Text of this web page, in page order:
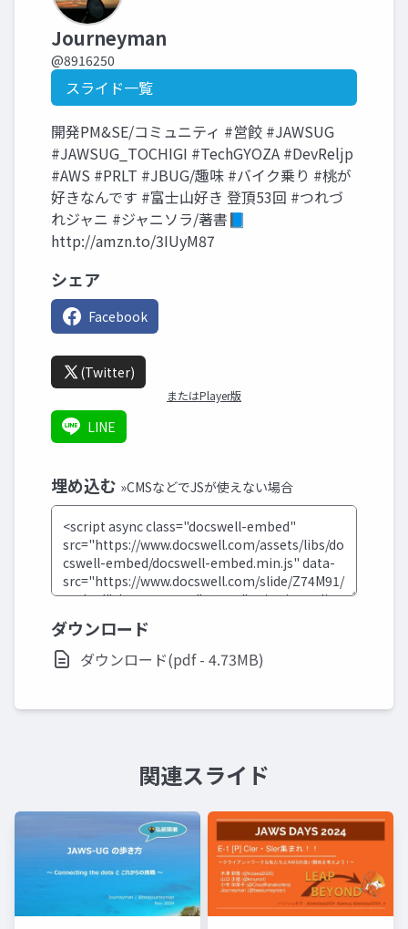
Journeyman
@8916250
スライド一覧
開発PM&SE/コミュニティ #営餃 #JAWSUG
#JAWSUG_TOCHIGI #TechGYOZA #DevReljp
#AWS #PRLT #JBUG/趣味 #バイク乗り #桃が
好きなんです #富士山好き 登頂53回 #つれづ
れジャニ #ジャニソラ/著書📘
http://amzn.to/3IUyM87
シェア
Facebook
(Twitter)
またはPlayer版
LINE
埋め込む »CMSなどでJSが使えない場合
ダウンロード
ダウンロード(pdf - 4.73MB)
関連スライド